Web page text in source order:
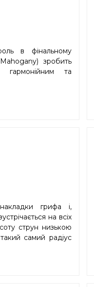
ялина – особистий
Лютца.
в фінальному
зробить
гармонійним та
грифа і,
на всіх
струн низькою
самий радіус